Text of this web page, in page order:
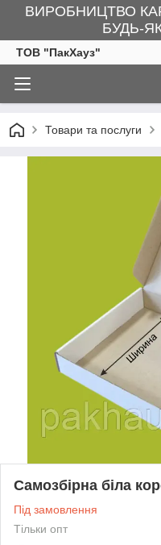
ВИРОБНИЦТВО
БУДЬ-
ТОВ "ПакХауз"
Товари та послуги
Самозбірна біла
Під замовлення
Тільки опт